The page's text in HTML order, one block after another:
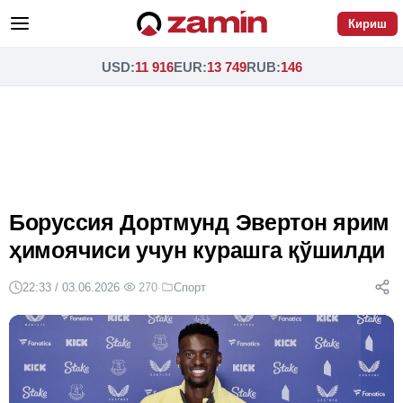
Кириш
USD:11 916EUR:13 749RUB:146
Боруссия Дортмунд Эвертон ярим
ҳимоячиси учун курашга қўшилди
22:33 / 03.06.2026· 270· Спорт